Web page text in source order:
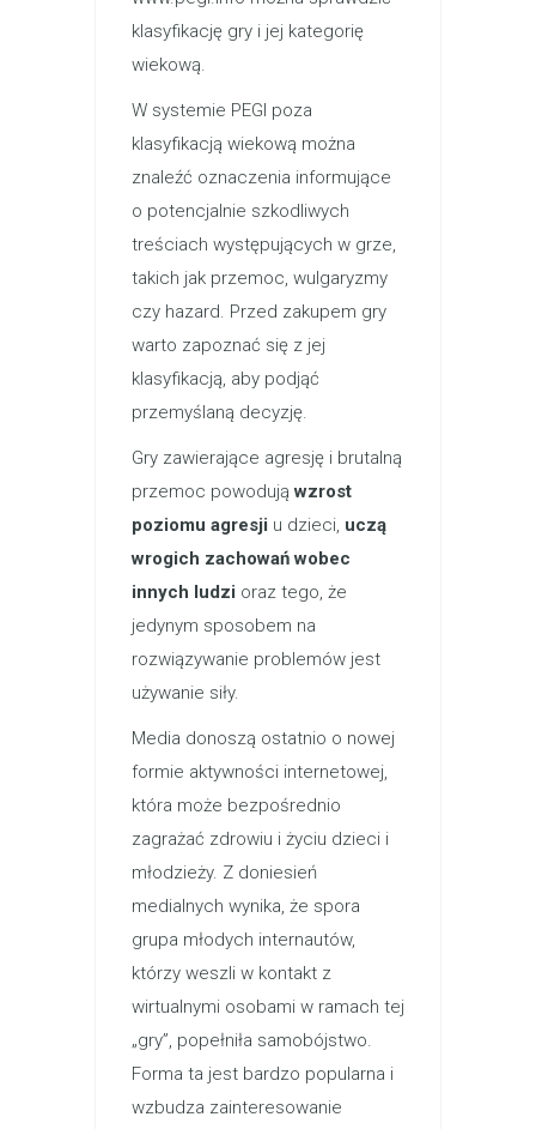
klasyfikację gry i jej kategorię
wiekową.
W systemie PEGI poza
klasyfikacją wiekową można
znaleźć oznaczenia informujące
o potencjalnie szkodliwych
treściach występujących w grze,
takich jak przemoc, wulgaryzmy
czy hazard. Przed zakupem gry
warto zapoznać się z jej
klasyfikacją, aby podjąć
przemyślaną decyzję.
Gry zawierające agresję i brutalną
przemoc powodująwzrost
poziomu agresji u dzieci, uczą
wrogich zachowań wobec
innych ludzi oraz tego, że
jedynym sposobem na
rozwiązywanie problemów jest
używanie siły.
Media donoszą ostatnio o nowej
formie aktywności internetowej,
która może bezpośrednio
zagrażać zdrowiu i życiu dzieci i
młodzieży. Z doniesień
medialnych wynika, że spora
grupa młodych internautów,
którzy weszli w kontakt z
wirtualnymi osobami w ramach tej
„gry”, popełniła samobójstwo.
Forma ta jest bardzo popularna i
wzbudza zainteresowanie